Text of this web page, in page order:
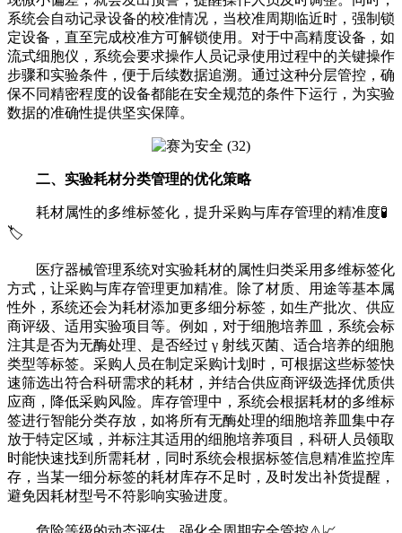
系统会自动记录设备的校准情况，当校准周期临近时，强制锁
定设备，直至完成校准方可解锁使用。对于中高精度设备，如
流式细胞仪，系统会要求操作人员记录使用过程中的关键操作
步骤和实验条件，便于后续数据追溯。通过这种分层管控，确
保不同精密程度的设备都能在安全规范的条件下运行，为实验
数据的准确性提供坚实保障。
二、实验耗材分类管理的优化策略
耗材属性的多维标签化，提升采购与库存管理的精准度🧪
🏷️
医疗器械管理系统对实验耗材的属性归类采用多维标签化
方式，让采购与库存管理更加精准。除了材质、用途等基本属
性外，系统还会为耗材添加更多细分标签，如生产批次、供应
商评级、适用实验项目等。例如，对于细胞培养皿，系统会标
注其是否为无酶处理、是否经过 γ 射线灭菌、适合培养的细胞
类型等标签。采购人员在制定采购计划时，可根据这些标签快
速筛选出符合科研需求的耗材，并结合供应商评级选择优质供
应商，降低采购风险。库存管理中，系统会根据耗材的多维标
签进行智能分类存放，如将所有无酶处理的细胞培养皿集中存
放于特定区域，并标注其适用的细胞培养项目，科研人员领取
时能快速找到所需耗材，同时系统会根据标签信息精准监控库
存，当某一细分标签的耗材库存不足时，及时发出补货提醒，
避免因耗材型号不符影响实验进度。